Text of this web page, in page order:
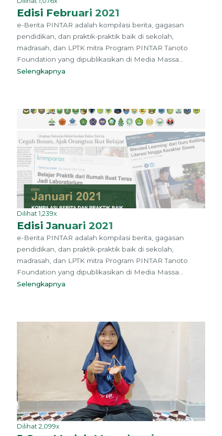
Edisi Februari 2021
e-Berita PINTAR adalah kompilasi berita, gagasan
pendidikan, dan praktik-praktik baik di sekolah,
madrasah, dan LPTK mitra Program PINTAR Tanoto
Foundation yang dipublikasikan di Media Massa...
Selengkapnya
Dilihat 1,239x
Edisi Januari 2021
e-Berita PINTAR adalah kompilasi berita, gagasan
pendidikan, dan praktik-praktik baik di sekolah,
madrasah, dan LPTK mitra Program PINTAR Tanoto
Foundation yang dipublikasikan di Media Massa...
Selengkapnya
Dilihat 2,099x